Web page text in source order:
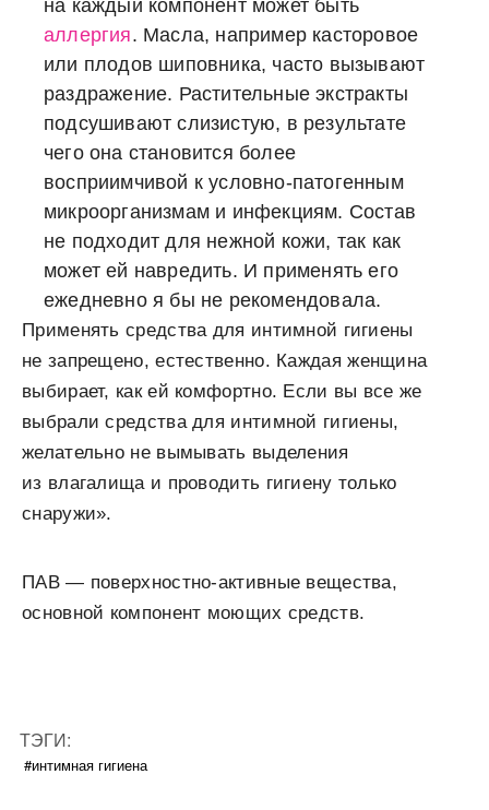
на каждый компонент может быть
аллергия. Масла, например касторовое
или плодов шиповника, часто вызывают
раздражение. Растительные экстракты
подсушивают слизистую, в результате
чего она становится более
восприимчивой к условно-патогенным
микроорганизмам и инфекциям. Состав
не подходит для нежной кожи, так как
может ей навредить. И применять его
ежедневно я бы не рекомендовала.
Применять средства для интимной гигиены
не запрещено, естественно. Каждая женщина
выбирает, как ей комфортно. Если вы все же
выбрали средства для интимной гигиены,
желательно не вымывать выделения
из влагалища и проводить гигиену только
снаружи».
ПАВ — поверхностно-активные вещества,
основной компонент моющих средств.
ТЭГИ:
#интимная гигиена